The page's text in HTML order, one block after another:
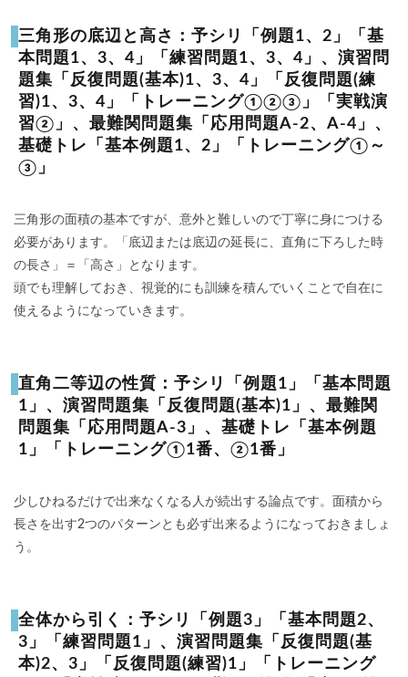
三角形の底辺と高さ：予シリ「例題1、2」「基
本問題1、3、4」「練習問題1、3、4」、演習問
題集「反復問題(基本)1、3、4」「反復問題(練
習)1、3、4」「トレーニング①②③」「実戦演
習②」、最難関問題集「応用問題A-2、A-4」、
基礎トレ「基本例題1、2」「トレーニング①～
③」
三角形の面積の基本ですが、意外と難しいので丁寧に身につける
必要があります。「底辺または底辺の延長に、直角に下ろした時
の長さ」＝「高さ」となります。
頭でも理解しておき、視覚的にも訓練を積んでいくことで自在に
使えるようになっていきます。
直角二等辺の性質：予シリ「例題1」「基本問題
1」、演習問題集「反復問題(基本)1」、最難関
問題集「応用問題A-3」、基礎トレ「基本例題
1」「トレーニング①1番、②1番」
少しひねるだけで出来なくなる人が続出する論点です。面積から
長さを出す2つのパターンとも必ず出来るようになっておきましょ
う。
全体から引く：予シリ「例題3」「基本問題2、
3」「練習問題1」、演習問題集「反復問題(基
本)2、3」「反復問題(練習)1」「トレーニング